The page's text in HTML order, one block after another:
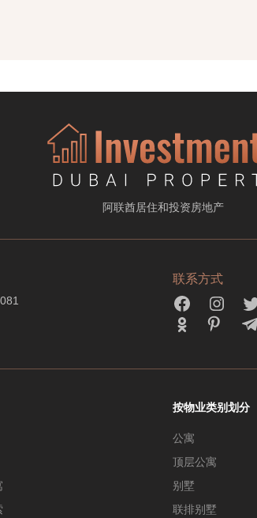
阿联酋居住和投资房地产
联系方式
按物业类别划分
公寓
顶层公寓
别墅
联排别墅